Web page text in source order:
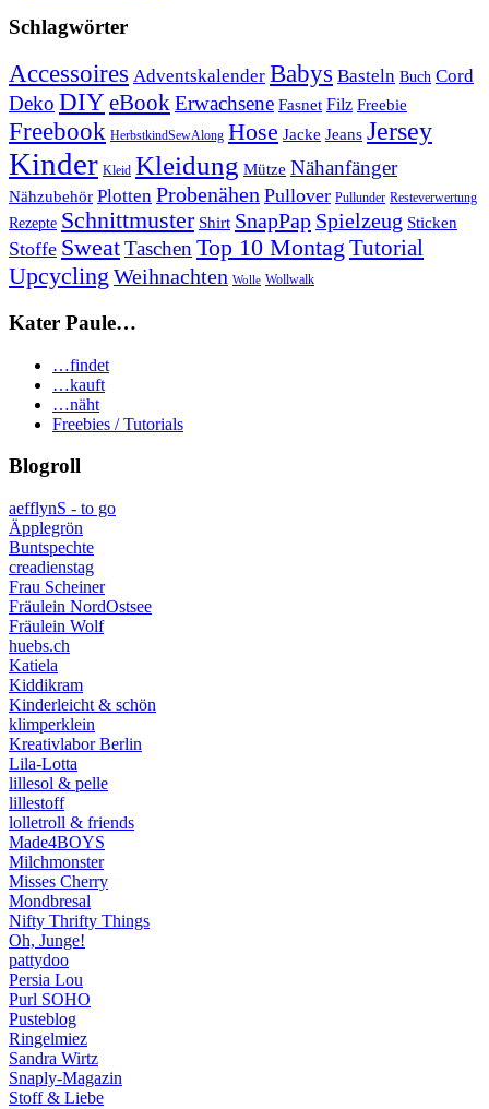
Schlagwörter
Accessoires Adventskalender Babys Basteln Buch Cord
Deko DIY eBookErwachsene Fasnet Filz Freebie
Freebook HerbstkindSewAlong Hose Jacke Jeans Jersey
Kinder Kleid Kleidung Mütze Nähanfänger
Nähzubehör Plotten Probenähen Pullover Pullunder Resteverwertung
Rezepte Schnittmuster Shirt SnapPap Spielzeug Sticken
Stoffe SweatTaschenTop 10 Montag Tutorial
Upcycling Weihnachten Wolle Wollwalk
Kater Paule…
…findet
…kauft
…näht
Freebies / Tutorials
Blogroll
aefflynS - to go
Äpplegrön
Buntspechte
creadienstag
Frau Scheiner
Fräulein NordOstsee
Fräulein Wolf
huebs.ch
Katiela
Kiddikram
Kinderleicht & schön
klimperklein
Kreativlabor Berlin
Lila-Lotta
lillesol & pelle
lillestoff
lolletroll & friends
Made4BOYS
Milchmonster
Misses Cherry
Mondbresal
Nifty Thrifty Things
Oh, Junge!
pattydoo
Persia Lou
Purl SOHO
Pusteblog
Ringelmiez
Sandra Wirtz
Snaply-Magazin
Stoff & Liebe